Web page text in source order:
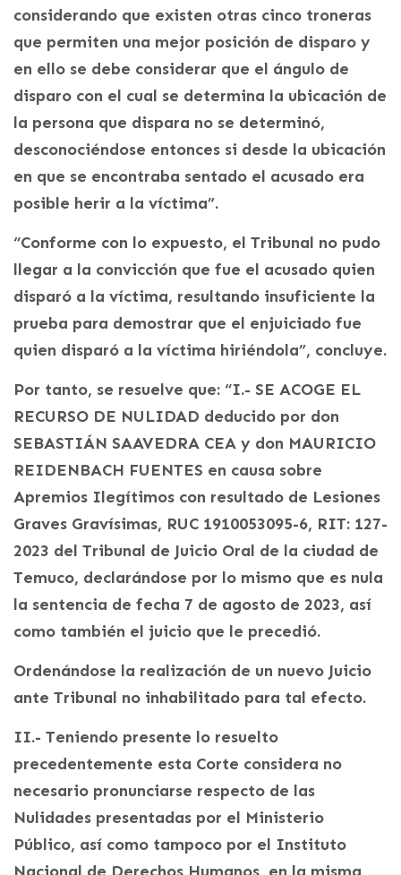
considerando que existen otras cinco troneras
que permiten una mejor posición de disparo y
en ello se debe considerar que el ángulo de
disparo con el cual se determina la ubicación de
la persona que dispara no se determinó,
desconociéndose entonces si desde la ubicación
en que se encontraba sentado el acusado era
posible herir a la víctima”.
“Conforme con lo expuesto, el Tribunal no pudo
llegar a la convicción que fue el acusado quien
disparó a la víctima, resultando insuficiente la
prueba para demostrar que el enjuiciado fue
quien disparó a la víctima hiriéndola”, concluye.
Por tanto, se resuelve que: “I.- SE ACOGE EL
RECURSO DE NULIDAD deducido por don
SEBASTIÁN SAAVEDRA CEA y don MAURICIO
REIDENBACH FUENTES en causa sobre
Apremios Ilegítimos con resultado de Lesiones
Graves Gravísimas, RUC 1910053095-6, RIT: 127-
2023 del Tribunal de Juicio Oral de la ciudad de
Temuco, declarándose por lo mismo que es nula
la sentencia de fecha 7 de agosto de 2023, así
como también el juicio que le precedió.
Ordenándose la realización de un nuevo Juicio
ante Tribunal no inhabilitado para tal efecto.
II.- Teniendo presente lo resuelto
precedentemente esta Corte considera no
necesario pronunciarse respecto de las
Nulidades presentadas por el Ministerio
Público, así como tampoco por el Instituto